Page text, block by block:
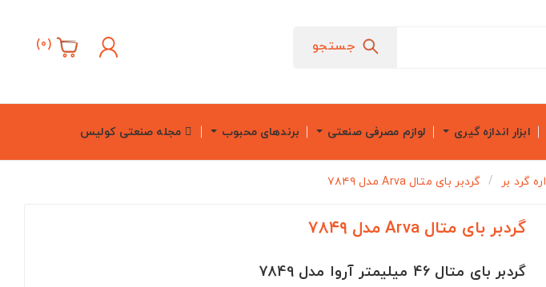
جستجو (
0
)
ابزار اندازه گیری لوازم مصرفی صنعتی برندهای محبوب مجله صنعتی کولیس
اره گرد بر گردبر بای متال Arva مدل ۷۸۴۹
گردبر بای متال Arva مدل ۷۸۴۹
گردبر بای متال 46 میلیمتر آروا مدل 7849